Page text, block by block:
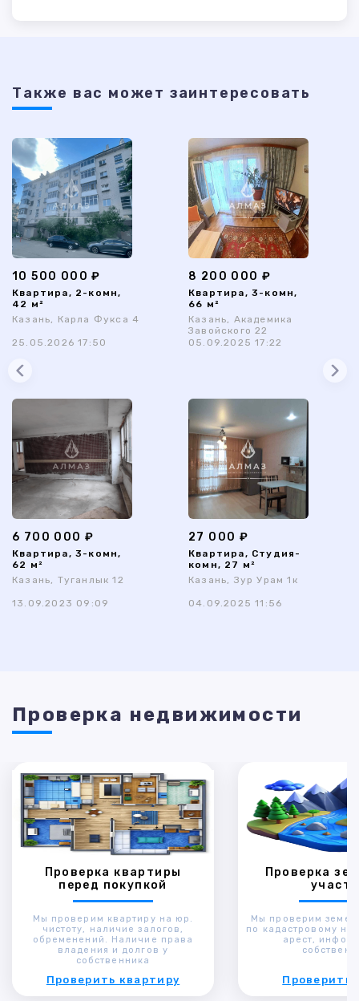
Также ваc может заинтересовать
10 500 000 ₽
Квартира, 2-комн,
42 м²
Казань, Карла Фукса 4
25.05.2026 17:50
8 200 000 ₽
Квартира, 3-комн,
66 м²
Казань, Академика
Завойского 22
05.09.2025 17:22
6 700 000 ₽
Квартира, 3-комн,
62 м²
Казань, Туганлык 12
13.09.2023 09:09
27 000 ₽
Квартира, Студия-
комн, 27 м²
Казань, Зур Урам 1к
04.09.2025 11:56
Проверка недвижимости
Проверка квартиры
перед покупкой
Мы проверим квартиру на юр.
чистоту, наличие залогов,
обременений. Наличие права
владения и долгов у
собственника
Проверить квартиру
Проверка
Мы проверим
по кадастровому
арест,
Проверить